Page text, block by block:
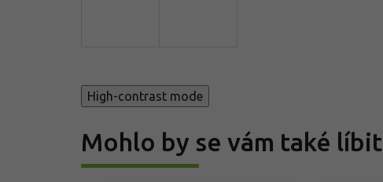
High-contrast mode
Mohlo by se vám také líbit